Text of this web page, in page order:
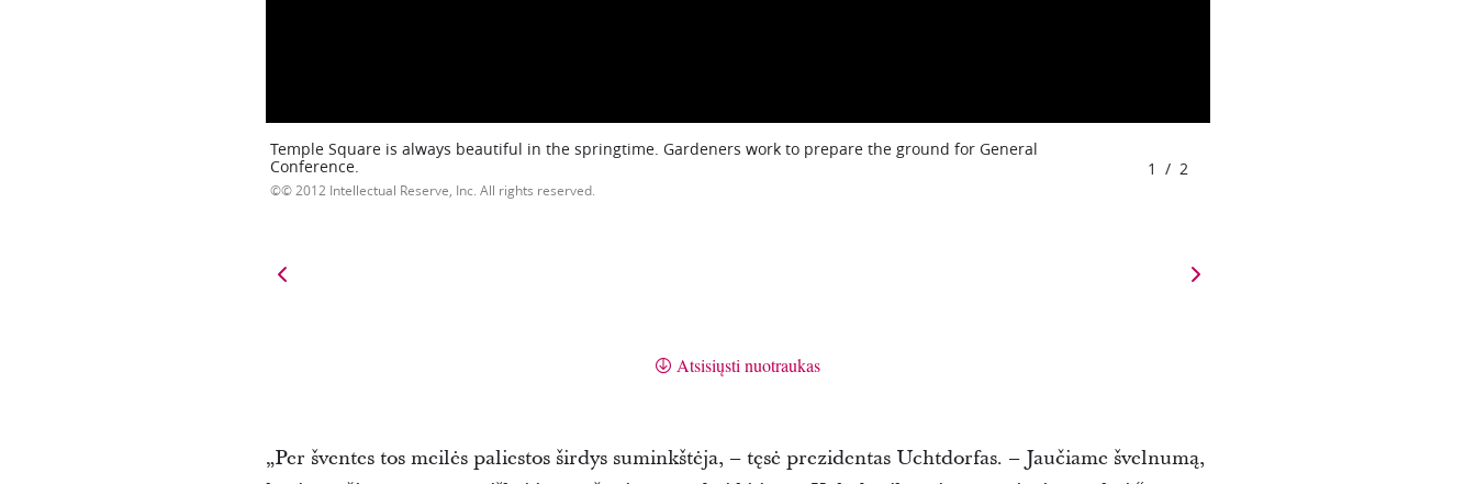
Temple Square is always beautiful in the springtime. Gardeners work to prepare the ground for General
Conference.
© 2012 Intellectual Reserve, Inc. All rights reserved.
1 / 2
Atsisiųsti nuotraukas
„Per šventes tos meilės paliestos širdys suminkštėja, – tęsė prezidentas Uchtdorfas. – Jaučiame švelnumą,